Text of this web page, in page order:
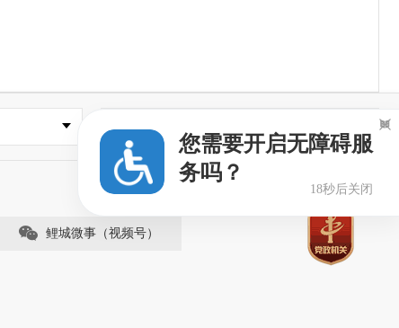
鲤城微事（视频号）
您需要开启无障碍服
务吗？
17秒后关闭
